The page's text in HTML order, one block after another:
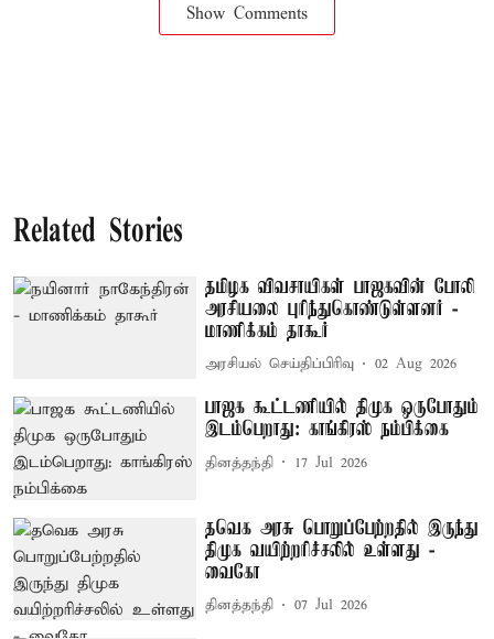
Show Comments
Related Stories
தமிழக விவசாயிகள் பாஜகவின் போலி
அரசியலை புரிந்துகொண்டுள்ளனர் -
மாணிக்கம் தாகூர்
அரசியல் செய்திப்பிரிவு 02 Aug 2026
பாஜக கூட்டணியில் திமுக ஒருபோதும்
இடம்பெறாது: காங்கிரஸ் நம்பிக்கை
தினத்தந்தி 17 Jul 2026
தவெக அரசு பொறுப்பேற்றதில் இருந்து
திமுக வயிற்றரிச்சலில் உள்ளது -
வைகோ
தினத்தந்தி 07 Jul 2026